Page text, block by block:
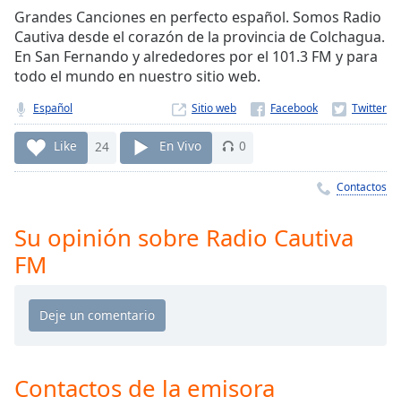
Stream
TypeLIVE
Seek to
live,
currently
live LIVE
Remaining
Time-
Playback
Rate
Chapters
Chapters
descriptions
off,
Grandes Canciones en perfecto español. Somos Radio
Cautiva desde el corazón de la provincia de Colchagua.
En San Fernando y alrededores por el 101.3 FM y para
todo el mundo en nuestro sitio web.
Español Sitio web
Like 24 En Vivo 0
Contactos
Su opinión sobre Radio Cautiva
FM
Contactos de la emisora